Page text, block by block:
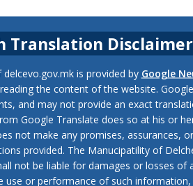
,Николчо Стоjменовски,
,
Translation Disclaimer
is provided by Google
the content of the website.
and may not provide an exact
Google Translate does so at his or
not make any promises, assurances,
provided. The Manucipatility of
not be liable for damages or losses of
use or performance of such